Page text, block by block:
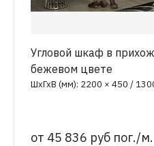
Угловой шкаф в
бежевом цвете
ШхГхВ (мм): 2200 × 450 /
от 45 836 руб пог./м.